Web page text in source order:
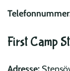
First Camp